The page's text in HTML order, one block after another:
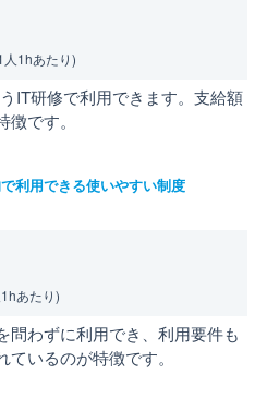
人1hあたり)
IT研修で利用できます。支給額
です。
利用できる使いやすい制度
あたり)
問わずに利用でき、利用要件も
いるのが特徴です。